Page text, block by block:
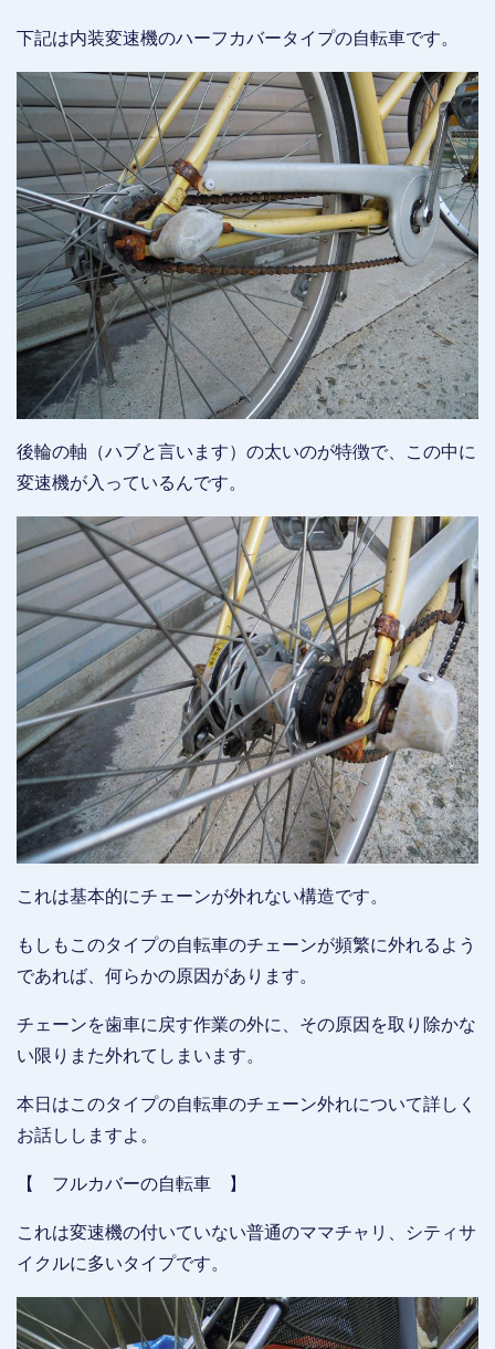
下記は内装変速機のハーフカバータイプの自転車です。
後輪の軸（ハブと言います）の太いのが特徴で、この中に
変速機が入っているんです。
これは基本的にチェーンが外れない構造です。
もしもこのタイプの自転車のチェーンが頻繁に外れるよう
であれば、何らかの原因があります。
チェーンを歯車に戻す作業の外に、その原因を取り除かな
い限りまた外れてしまいます。
本日はこのタイプの自転車のチェーン外れについて詳しく
お話ししますよ。
【 フルカバーの自転車 】
これは変速機の付いていない普通のママチャリ、シティサ
イクルに多いタイプです。